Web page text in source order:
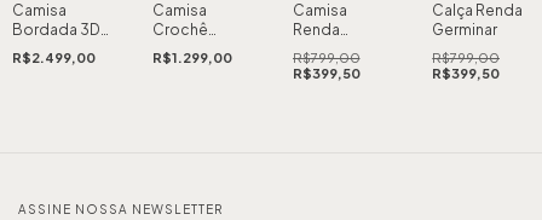
Camisa
Bordada 3D
Infinito -
EDIÇÃO
R$2.499,00
Camisa
Crochê
Sonhos
R$1.299,00
Camisa
Renda
Germinar
R$799,00
R$399,50
Calça Renda
Germinar
R$799,00
R$399,50
ASSINE NOSSA NEWSLETTER